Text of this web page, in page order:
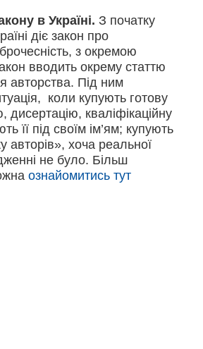
в Україні. З початку
діє закон про
з окремою
вводить окрему статтю
авторства. Під ним
коли купують готову
дисертацію, кваліфікаційну
її під своїм ім’ям; купують
авторів», хоча реальної
не було. Більш
ознайомитись тут